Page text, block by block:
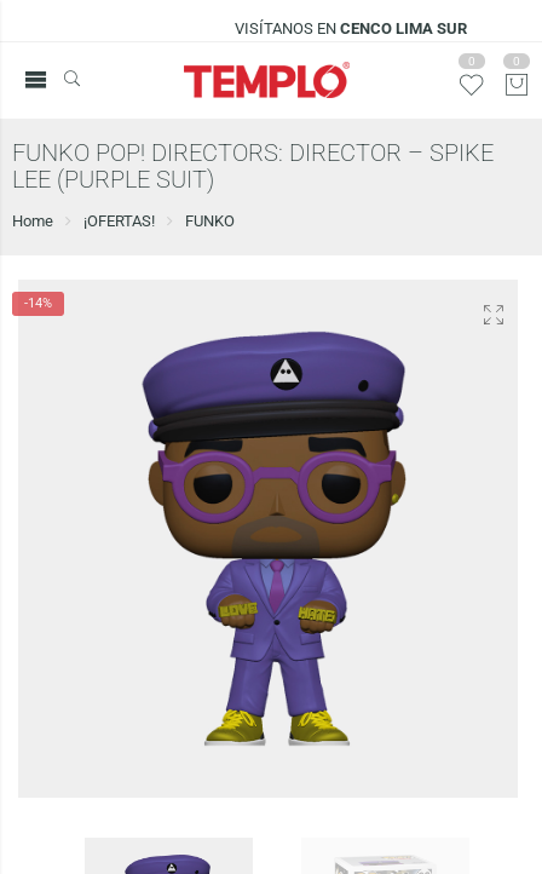
VISÍTANOS ENCENCO LIMA SUR
0 0
FUNKO POP! DIRECTORS: DIRECTOR – SPIKE
LEE (PURPLE SUIT)
Home ¡OFERTAS! FUNKO
-14%